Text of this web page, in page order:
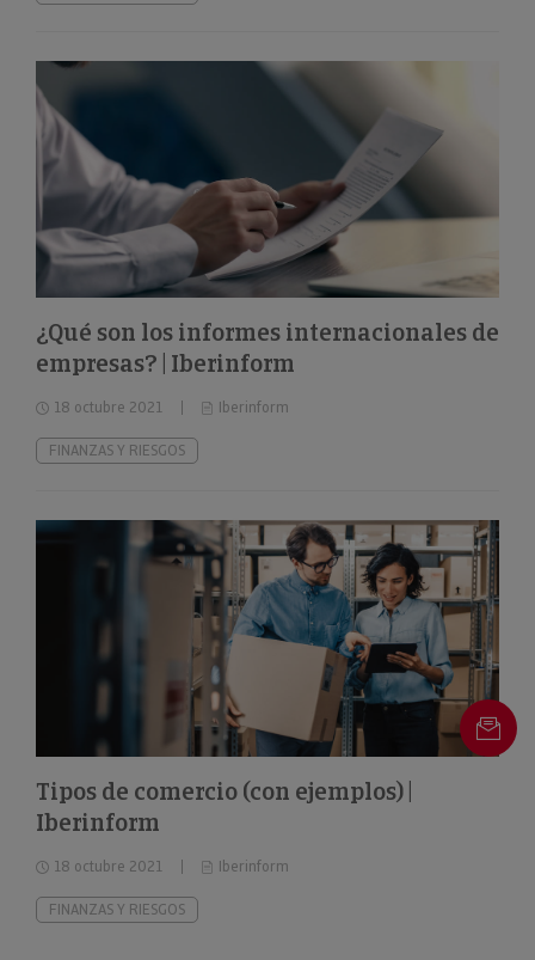
¿Qué son los informes internacionales de
empresas? | Iberinform
18 octubre 2021 Iberinform
FINANZAS Y RIESGOS
Tipos de comercio (con ejemplos) |
Iberinform
18 octubre 2021 Iberinform
FINANZAS Y RIESGOS